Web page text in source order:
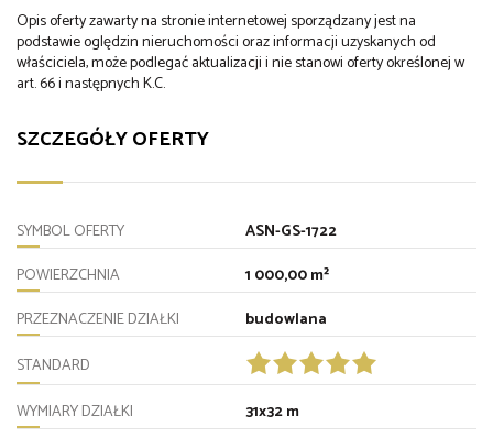
Opis oferty zawarty na stronie internetowej sporządzany jest na
podstawie oględzin nieruchomości oraz informacji uzyskanych od
właściciela, może podlegać aktualizacji i nie stanowi oferty określonej w
art. 66 i następnych K.C.
SZCZEGÓŁY OFERTY
SYMBOL OFERTY
ASN-GS-1722
POWIERZCHNIA
1 000,00 m²
PRZEZNACZENIE DZIAŁKI
budowlana
STANDARD
WYMIARY DZIAŁKI
31x32 m